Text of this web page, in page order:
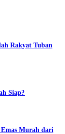
Rakyat Tuban
Siap?
Murah dari